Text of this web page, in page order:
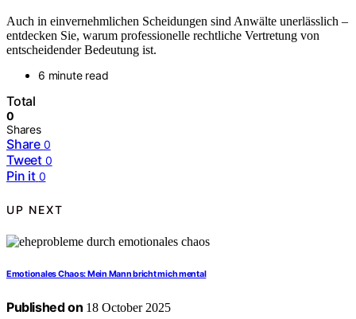
Auch in einvernehmlichen Scheidungen sind Anwälte unerlässlich –
entdecken Sie, warum professionelle rechtliche Vertretung von
entscheidender Bedeutung ist.
6 minute read
Total
0
Shares
Share 0
Tweet 0
Pin it 0
UP NEXT
Emotionales Chaos: Mein Mann bricht mich mental
Published on 18 October 2025